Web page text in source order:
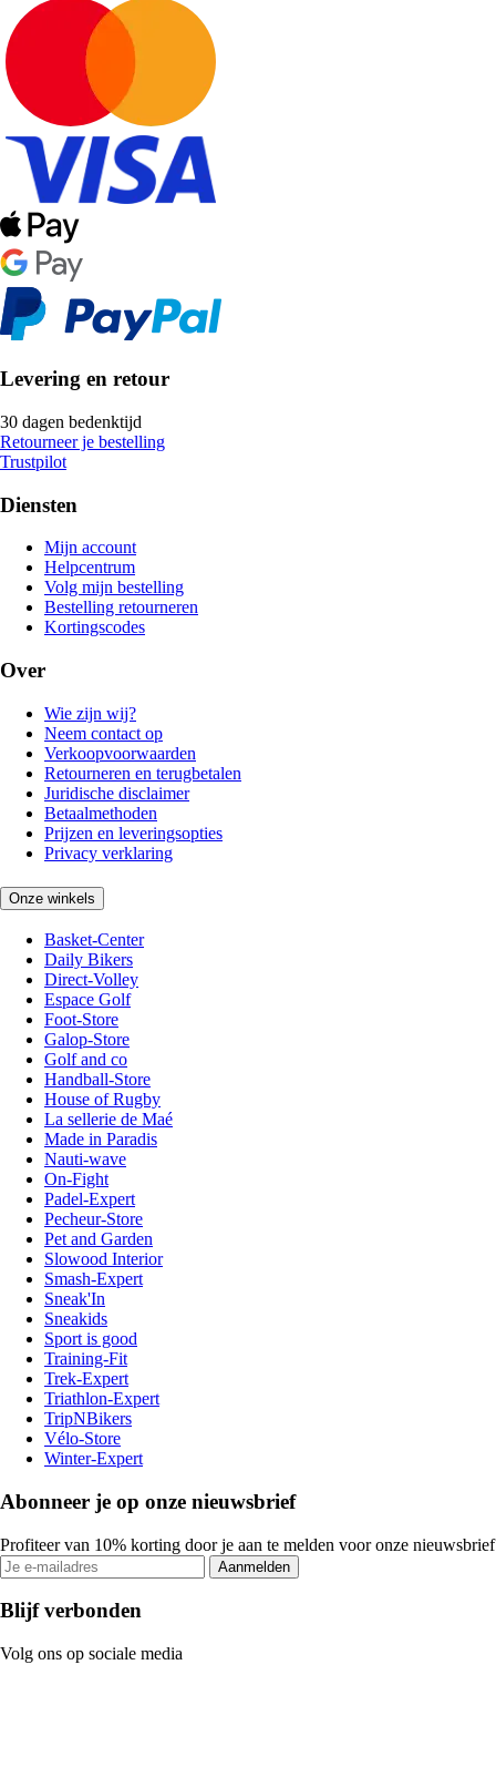
Levering en retour
30 dagen bedenktijd
Retourneer je bestelling
Trustpilot
Diensten
Mijn account
Helpcentrum
Volg mijn bestelling
Bestelling retourneren
Kortingscodes
Over
Wie zijn wij?
Neem contact op
Verkoopvoorwaarden
Retourneren en terugbetalen
Juridische disclaimer
Betaalmethoden
Prijzen en leveringsopties
Privacy verklaring
Onze winkels
Basket-Center
Daily Bikers
Direct-Volley
Espace Golf
Foot-Store
Galop-Store
Golf and co
Handball-Store
House of Rugby
La sellerie de Maé
Made in Paradis
Nauti-wave
On-Fight
Padel-Expert
Pecheur-Store
Pet and Garden
Slowood Interior
Smash-Expert
Sneak'In
Sneakids
Sport is good
Training-Fit
Trek-Expert
Triathlon-Expert
TripNBikers
Vélo-Store
Winter-Expert
Abonneer je op onze nieuwsbrief
Profiteer van 10% korting door je aan te melden voor onze nieuwsbrief
Aanmelden
Blijf verbonden
Volg ons op sociale media